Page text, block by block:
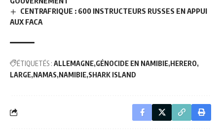
CENTRAFRIQUE : 600 INSTRUCTEURS RUSSES EN APPUI
AUX FACA
ÉTIQUETÉS : ALLEMAGNE GÉNOCIDE EN NAMIBIE HERERO
LARGE NAMAS NAMIBIE SHARK ISLAND